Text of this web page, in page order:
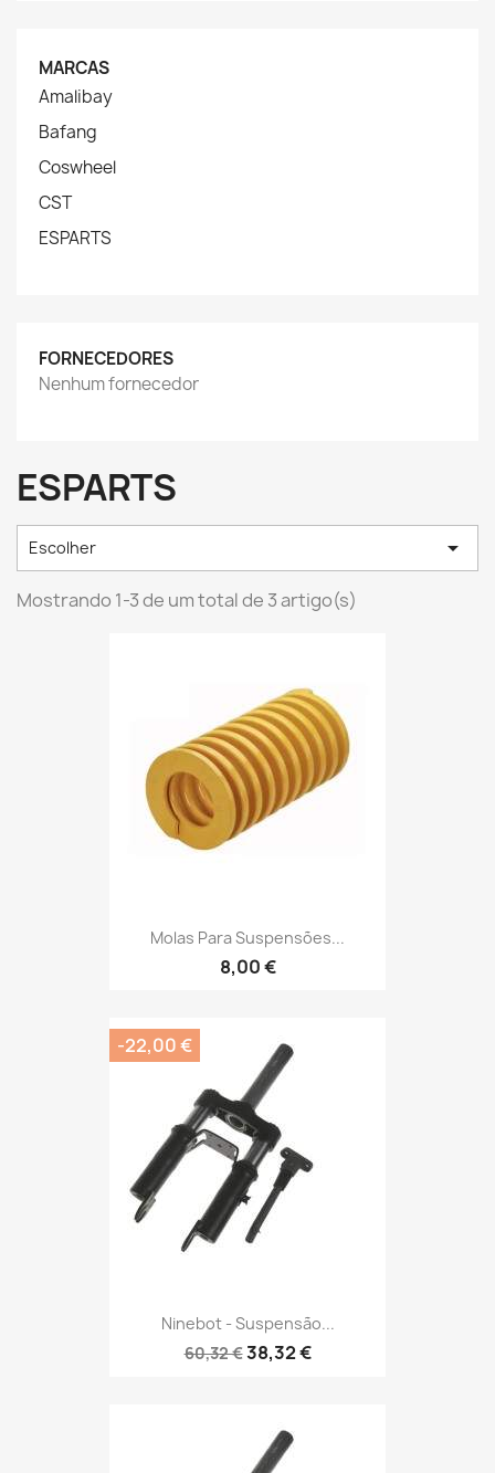
MARCAS
Amalibay
Bafang
Coswheel
CST
ESPARTS
FORNECEDORES
Nenhum fornecedor
ESPARTS
Escolher 
Mostrando 1-3 de um total de 3 artigo(s)
Molas Para Suspensões...
8,00 €
Ninebot - Suspensão...
60,32 €38,32 €
-22,00 €